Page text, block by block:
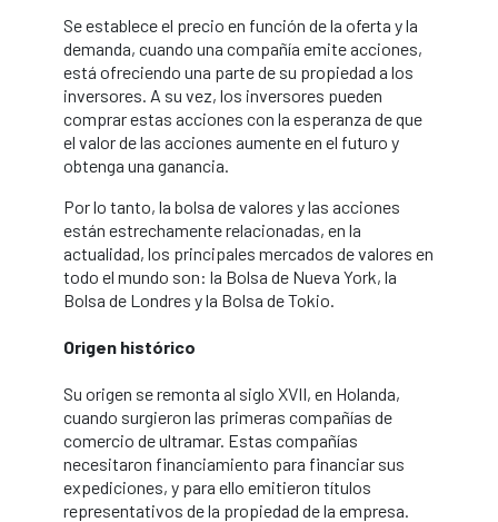
Se establece el precio en función de la oferta y la
demanda, cuando una compañía emite acciones,
está ofreciendo una parte de su propiedad a los
inversores. A su vez, los inversores pueden
comprar estas acciones con la esperanza de que
el valor de las acciones aumente en el futuro y
obtenga una ganancia.
Por lo tanto, la bolsa de valores y las acciones
están estrechamente relacionadas, en la
actualidad, los principales mercados de valores en
todo el mundo son: la Bolsa de Nueva York, la
Bolsa de Londres y la Bolsa de Tokio.
Origen histórico
Su origen se remonta al siglo XVII, en Holanda,
cuando surgieron las primeras compañías de
comercio de ultramar. Estas compañías
necesitaron financiamiento para financiar sus
expediciones, y para ello emitieron títulos
representativos de la propiedad de la empresa.